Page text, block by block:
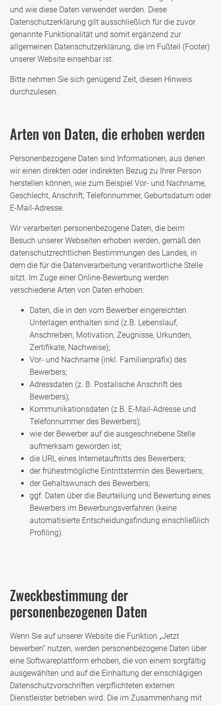
und wie diese Daten verwendet werden. Diese
Datenschutzerklärung gilt ausschließlich für die zuvor
genannte Funktionalität und somit ergänzend zur
allgemeinen Datenschutzerklärung, die im Fußteil (Footer)
unserer Website einsehbar ist.
Bitte nehmen Sie sich genügend Zeit, diesen Hinweis
durchzulesen.
Arten von Daten, die erhoben werden
Personenbezogene Daten sind Informationen, aus denen
wir einen direkten oder indirekten Bezug zu Ihrer Person
herstellen können, wie zum Beispiel Vor- und Nachname,
Geschlecht, Anschrift, Telefonnummer, Geburtsdatum oder
E-Mail-Adresse.
Wir verarbeiten personenbezogene Daten, die beim
Besuch unserer Webseiten erhoben werden, gemäß den
datenschutzrechtlichen Bestimmungen des Landes, in
dem die für die Datenverarbeitung verantwortliche Stelle
sitzt. Im Zuge einer Online-Bewerbung werden
verschiedene Arten von Daten erhoben:
Daten, die in den vom Bewerber eingereichten
Unterlagen enthalten sind (z.B. Lebenslauf,
Anschreiben, Motivation, Zeugnisse, Urkunden,
Zertifikate, Nachweise);
Vor- und Nachname (inkl. Familienpräfix) des
Bewerbers;
Adressdaten (z. B. Postalische Anschrift des
Bewerbers);
Kommunikationsdaten (z.B. E-Mail-Adresse und
Telefonnummer des Bewerbers);
wie der Bewerber auf die ausgeschriebene Stelle
aufmerksam geworden ist;
die URL eines Internetauftritts des Bewerbers;
der frühestmögliche Eintrittstermin des Bewerbers;
der Gehaltswunsch des Bewerbers;
ggf. Daten über die Beurteilung und Bewertung eines
Bewerbers im Bewerbungsverfahren (keine
automatisierte Entscheidungsfindung einschließlich
Profiling).
Zweckbestimmung der
personenbezogenen Daten
Wenn Sie auf unserer Website die Funktion „Jetzt
bewerben“ nutzen, werden personenbezogene Daten über
eine Softwareplattform erhoben, die von einem sorgfältig
ausgewählten und auf die Einhaltung der einschlägigen
Datenschutzvorschriften verpflichteten externen
Dienstleister betrieben wird. Die im Zusammenhang mit